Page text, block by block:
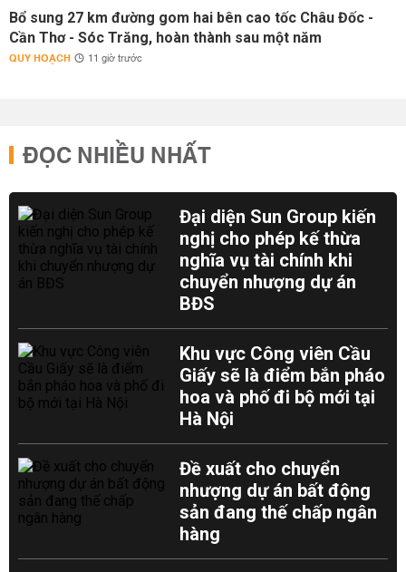
Bổ sung 27 km đường gom hai bên cao tốc Châu Đốc -
Cần Thơ - Sóc Trăng, hoàn thành sau một năm
QUY HOẠCH 11 giờ trước
ĐỌC NHIỀU NHẤT
Đại diện Sun Group kiến
nghị cho phép kế thừa
nghĩa vụ tài chính khi
chuyển nhượng dự án
BĐS
Khu vực Công viên Cầu
Giấy sẽ là điểm bắn pháo
hoa và phố đi bộ mới tại
Hà Nội
Đề xuất cho chuyển
nhượng dự án bất động
sản đang thế chấp ngân
hàng